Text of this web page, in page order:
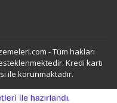
- Tüm hakları
Kredi kartı
ile korunmaktadır.
e-